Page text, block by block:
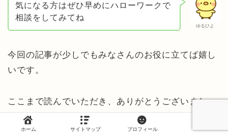
ゆるひよ
気になる方はぜひ早めにハローワークで
相談をしてみてね
今回の記事が少しでもみなさんのお役に立てば嬉し
いです。
ここまで読んでいただき、ありがとうございまし
た！
ホーム サイトマップ プロフィール